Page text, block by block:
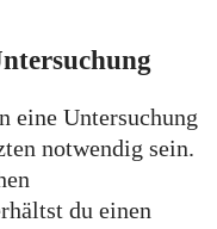
eine Untersuchung
notwendig sein.
du einen